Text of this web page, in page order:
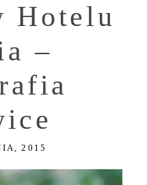
Hotelu
–
2015